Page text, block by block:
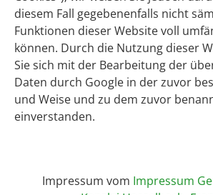
diesem Fall gegebenenfalls nicht
Funktionen dieser Website voll
können. Durch die Nutzung dieser
Sie sich mit der Bearbeitung der
Daten durch Google in der zuvor
und Weise und zu dem zuvor
einverstanden.
Impressum vom Impressum